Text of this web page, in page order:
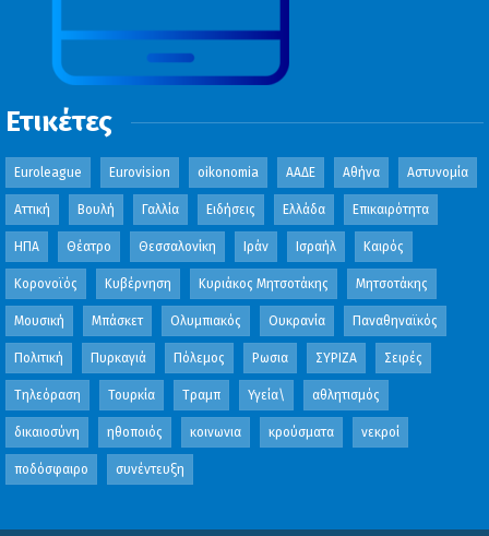
Ετικέτες
Euroleague Eurovision oikonomia ΑΑΔΕ Αθήνα Αστυνομία
Αττική Βουλή Γαλλία Ειδήσεις Ελλάδα Επικαιρότητα
ΗΠΑ Θέατρο Θεσσαλονίκη Ιράν Ισραήλ Καιρός
Κορονοϊός Κυβέρνηση Κυριάκος Μητσοτάκης Μητσοτάκης
Μουσική Μπάσκετ Ολυμπιακός Ουκρανία Παναθηναϊκός
Πολιτική Πυρκαγιά Πόλεμος Ρωσια ΣΥΡΙΖΑ Σειρές
Τηλεόραση Τουρκία Τραμπ Υγεία\ αθλητισμός
δικαιοσύνη ηθοποιός κοινωνια κρούσματα νεκροί
ποδόσφαιρο συνέντευξη